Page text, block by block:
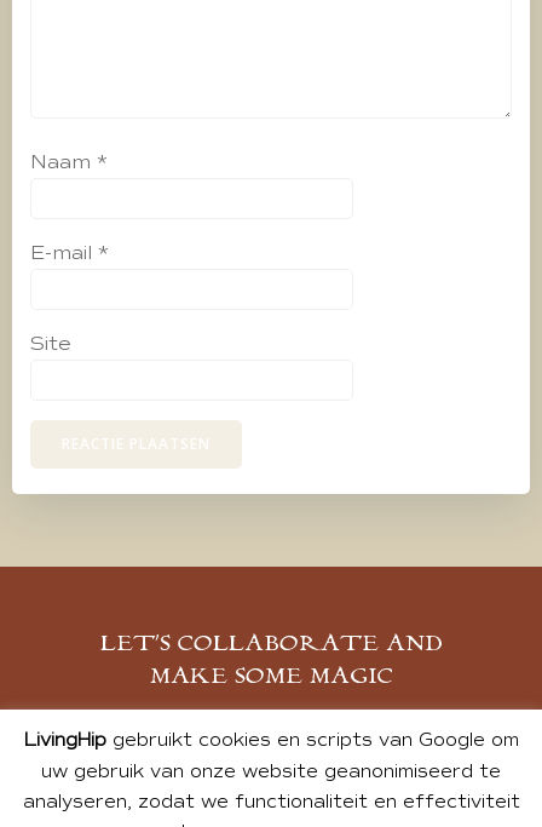
Naam *
E-mail *
Site
LET’S COLLABORATE AND
MAKE SOME MAGIC
MELD JE AAN
LivingHipgebruikt cookies en scripts van Google om
uw gebruik van onze website geanonimiseerd te
analyseren, zodat we functionaliteit en effectiviteit